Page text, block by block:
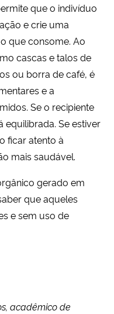
que o indivíduo
e crie uma
que consome. Ao
cascas e talos de
ou borra de café, é
e a
Se o recipiente
equilibrada. Se estiver
ficar atento à
mais saudável.
gerado em
que aqueles
e sem uso de
acadêmico de